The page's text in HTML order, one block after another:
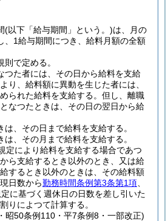
(以下「給与期間」という。)は、月の
、1給与期間につき、給料月額の全額
で定める。
つた者には、その日から給料を支給
り、給料額に異動を生じた者には、
られた給料を支給する。 但し、離職
なつたときは、その日の翌日から給
、その日まで給料を支給する。
、その月まで給料を支給する。
定により給料を支給する場合であつ
ら支給するとき以外のとき、又は給
するとき以外のときは、その給料額
日数から勤務時間条例第3条第1項
に基づく週休日の日数を差し引いた
りによつて計算する。
昭50条例110・平7条例8・一部改正)